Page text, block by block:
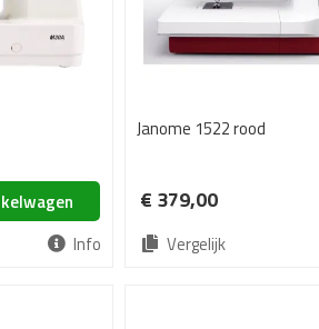
Info
Janome 1522 rood
€ 379,00
Vergelijk